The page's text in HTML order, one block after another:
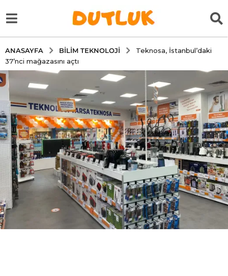
ANASAYFA BILIM TEKNOLOJI
Teknosa, İstanbul’daki
37’nci mağazasını açtı